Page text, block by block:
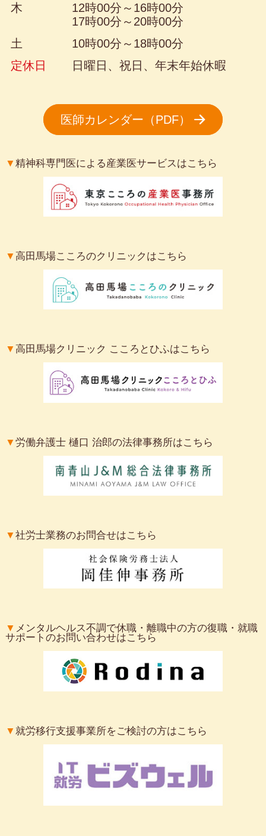
木
12時00分～16時00分
17時00分～20時00分
土
10時00分～18時00分
定休日
日曜日、祝日、年末年始休暇
医師カレンダー（PDF）
▼精神科専門医による産業医サービスはこちら
▼高田馬場こころのクリニックはこちら
▼ 高田馬場クリニック こころとひふはこちら
▼労働弁護士 樋口 治郎の法律事務所はこちら
▼社労士業務のお問合せはこちら
▼ メンタルヘルス不調で休職・離職中の方の復職・就職
サポートのお問い合わせはこちら
▼ 就労移行支援事業所をご検討の方はこちら